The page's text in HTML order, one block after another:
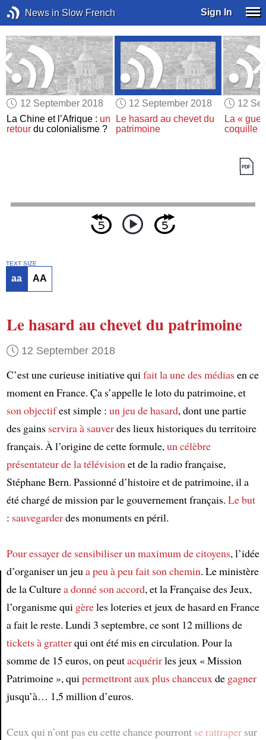
News in Slow French Sign In
12 September 2018
La Chine et l’Afrique : un
retour du colonialisme ?
12 September 2018
Le hasard au chevet du
patrimoine
12
La «
coquille
Article
TEXT SIZE
aa AA
Le hasard au chevet du patrimoine
12 September 2018
C’est une curieuse initiative quifait la une des médiasen ce
moment en France. Ça s’appelle le loto du patrimoine, et
son objectifest simple : un jeu de hasard, dont une partie
des gains servira à sauverdes lieux historiques du territoire
français. À l’origine de cette formule,un célèbre
présentateur de la télévisionet de la radio française,
Stéphane Bern. Passionné d’histoire et de patrimoine, il a
été chargé de mission par le gouvernement français. Le but
: sauvegarderdes monuments en péril.
Pour essayer de sensibiliser un maximum de citoyens, l’idée
d’organiser un jeua peu à peu fait son chemin. Le ministère
de la Culturea donné son accord, et la Française des Jeux,
l’organisme qui gèreles loteries et jeux de hasard en France
a fait le reste. Lundi 3 septembre, ce sont 12 millions de
tickets à gratterqui ont été mis en circulation. Pour la
somme de 15 euros, on peutacquérirles jeux « Mission
Patrimoine », quipermettront aux plus chanceuxde gagner
jusqu’à… 1,5 million d’euros.
Ceux qui n’ont pas eu cette chance pourront se rattrapersur